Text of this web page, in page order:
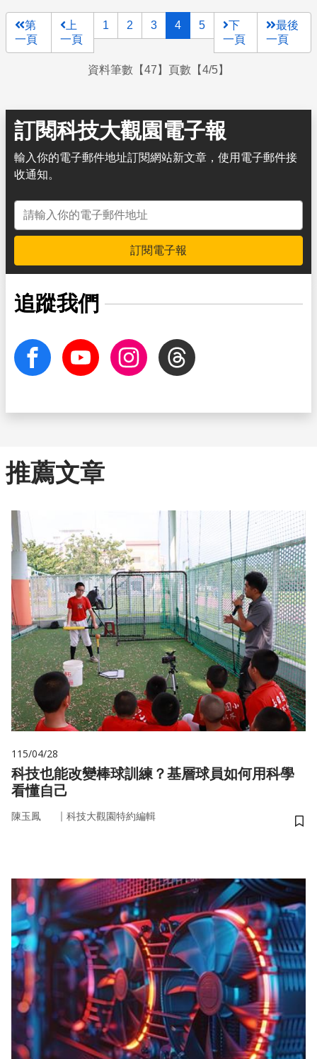
第
一頁
上
一頁
1 2 3 4 5
下
一頁
最後
一頁
資料筆數【47】頁數【4/5】
訂閱科技大觀園電子報
輸入你的電子郵件地址訂閱網站新文章，使用電子郵件接
收通知。
電子郵件地址
訂閱電子報
追蹤我們
facebook Youtube InstagramThreads
推薦文章
115/04/28
科技也能改變棒球訓練？基層球員如何用科學
看懂自己
陳玉鳳 ｜ 科技大觀園特約編輯
儲